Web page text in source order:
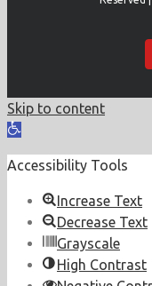
Skip to content
Open
Accessibility Tools
Increase Text
Decrease Text
Grayscale
High Contrast